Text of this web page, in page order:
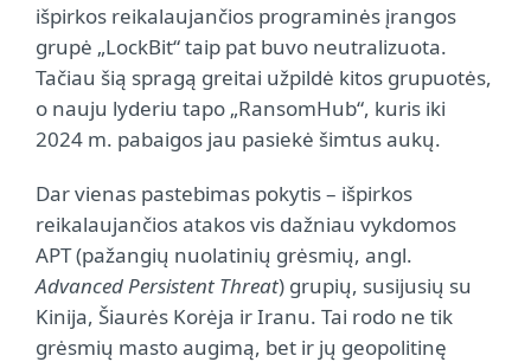
išpirkos reikalaujančios programinės įrangos
grupė „LockBit“ taip pat buvo neutralizuota.
Tačiau šią spragą greitai užpildė kitos grupuotės,
o nauju lyderiu tapo „RansomHub“, kuris iki
2024 m. pabaigos jau pasiekė šimtus aukų.
Dar vienas pastebimas pokytis – išpirkos
reikalaujančios atakos vis dažniau vykdomos
APT (pažangių nuolatinių grėsmių, angl.
Advanced Persistent Threat) grupių, susijusių su
Kinija, Šiaurės Korėja ir Iranu. Tai rodo ne tik
grėsmių masto augimą, bet ir jų geopolitinę